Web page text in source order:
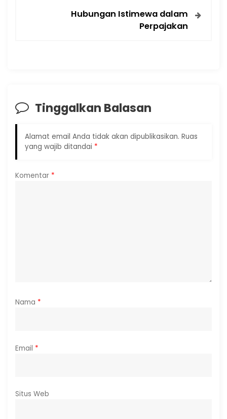
Hubungan Istimewa dalam
Perpajakan
Tinggalkan Balasan
Alamat email Anda tidak akan dipublikasikan. Ruas
yang wajib ditandai *
Komentar *
Nama *
Email *
Situs Web